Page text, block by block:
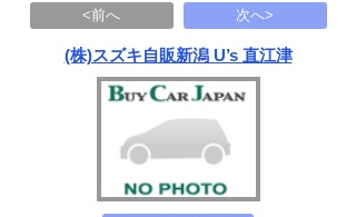
<前へ 次へ>
(株)スズキ自販新潟 U’s 直江津